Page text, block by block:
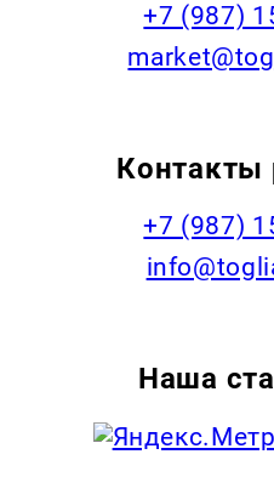
+7 (987)
Контакты
+7 (987)
Наша